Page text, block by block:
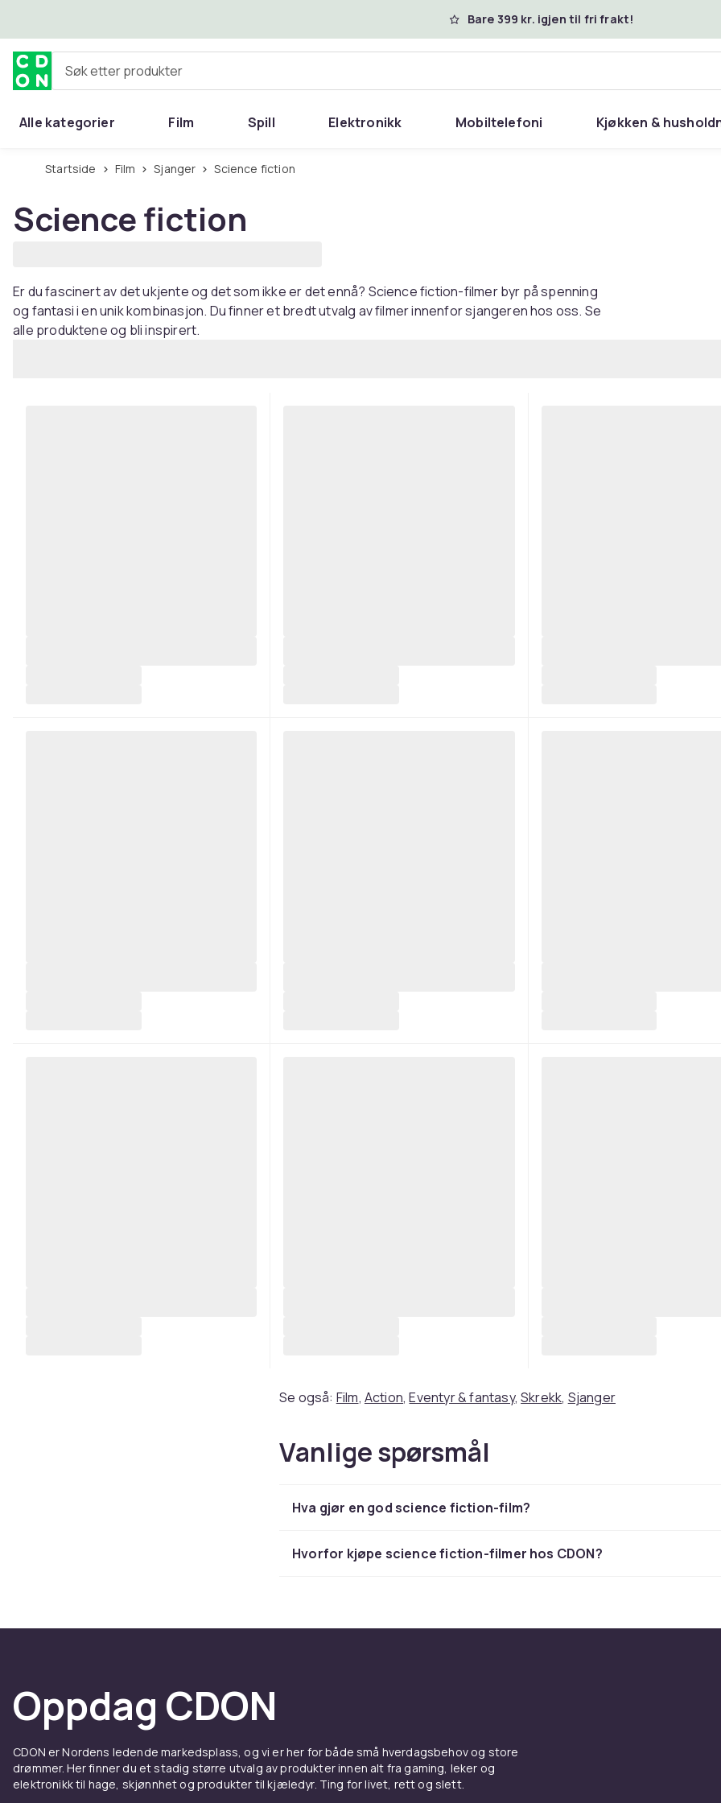
Bare 399 kr. igjen til fri frakt!
Søk etter produkter
Alle kategorier Film Spill Elektronikk Mobiltelefoni Kjøkken &
Startside Film Sjanger Science fiction
Science fiction
Er du fascinert av det ukjente og det som ikke er det ennå? Science fiction-filmer byr på spenning
og fantasi i en unik kombinasjon. Du finner et bredt utvalg av filmer innenfor sjangeren hos oss. Se
alle produktene og bli inspirert.
Se også: Film, Action,Eventyr & fantasy,Skrekk, Sjanger
Vanlige spørsmål
Hva gjør en god science fiction-film?
Hvorfor kjøpe science fiction-filmer hos CDON?
Oppdag CDON
CDON er Nordens ledende markedsplass, og vi er her for både små hverdagsbehov og store
drømmer. Her finner du et stadig større utvalg av produkter innen alt fra gaming, leker og
elektronikk til hage, skjønnhet og produkter til kjæledyr. Ting for livet, rett og slett.